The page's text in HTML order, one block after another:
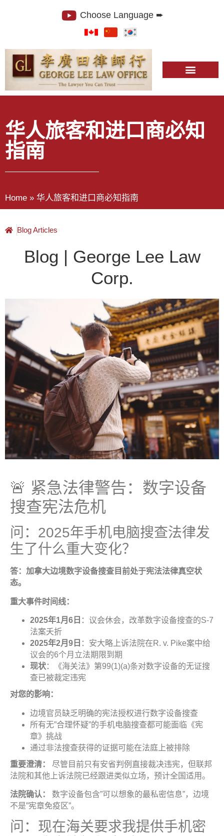
Choose Language ➨
华人旅客和进口商必知
指南
Home » 华人旅客和进口商必知指南
Blog Articles
Blog | George Lee Law
Corp.
🚨 紧急法律警告：数字设备
搜查宪法危机
问：2025年手机电脑搜查法律发
生了什么重大变化？
答：加拿大边境数字设备搜查目前处于宪法法律真空状
态。
重大事件时间线：
2025年1月 6 日 ：议会休会，改革数字设备搜查的S-7
法案夭折
2025年2月 9 日 ：安大略上诉法院在R. v. Pike案中给
议会的6个月立法期限到期
现状：《海关法》第99(1)(a)条对数字设备的无证搜
查已被裁定违宪
对您的影响：
边境官员缺乏明确的宪法授权进行数字设备搜查
所有无”合理怀疑”的手机电脑搜查都可能面临《宪
章》挑战
通过非法搜查获得的证据可能在法庭上被排除
重要澄清：
尽管目前只有安省判例直接裁决违宪，但联邦
法院和其他上诉法院已经跟进类似立场，预计全国适用。
法院确认：
数字设备包含”可以想象的最私密信息”，边境
不是”宪章免疫区”。
问：现在海关要求我提供手机密